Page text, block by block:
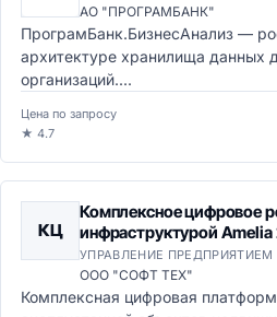
АО "ПРОГРАМБАНК"
ПрограмБанк.БизнесАнализ —
архитектуре хранилища данных
организаций....
Цена по запросу
★ 4.7
КЦ
Комплексное цифровое
инфраструктурой
УПРАВЛЕНИЕ ПРЕДПРИЯТИЕМ
ООО "СОФТ ТЕХ"
Комплексная цифровая